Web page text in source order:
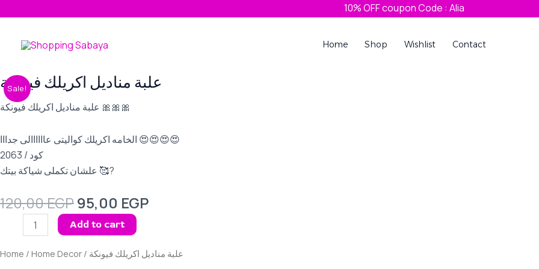
content
10% OFF coupon Code : Alia
Home Shop Wishlist Contact
علبة مناديل اكريلك فيونكة
علبة مناديل اكريلك فيونكة 🎀🎀🎀
الخامه اكريلك كواليتى عاااااالى جدااا 😍😍😍😍
كود / 2063
علشان تكملى شياكة بيتك 🥰?
120,00EGP
Original
price
was:
95,00 EGP
Current
price
علبة
مناديل
اكريلك
quantity
Add to cart
Home / Home Decor / علبة مناديل اكريلك فيونكة
Sale!